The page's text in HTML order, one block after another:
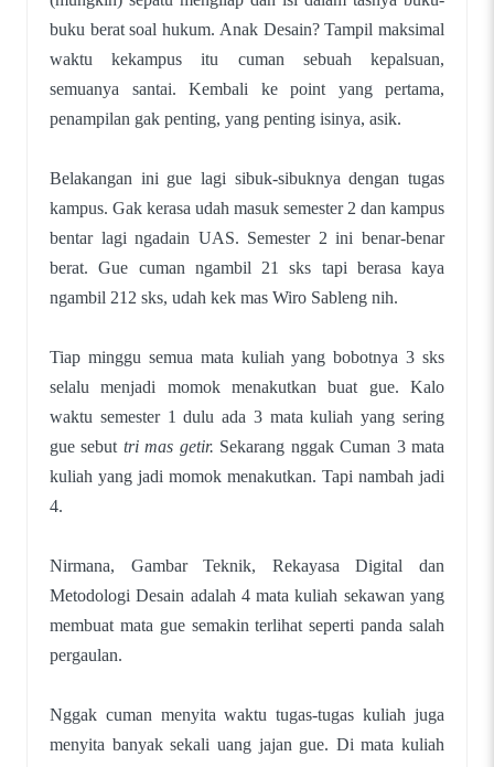
buku berat soal hukum. Anak Desain? Tampil maksimal
waktu kekampus itu cuman sebuah kepalsuan,
semuanya santai. Kembali ke point yang pertama,
penampilan gak penting, yang penting isinya, asik.
Belakangan ini gue lagi sibuk-sibuknya dengan tugas
kampus. Gak kerasa udah masuk semester 2 dan kampus
bentar lagi ngadain UAS. Semester 2 ini benar-benar
berat. Gue cuman ngambil 21 sks tapi berasa kaya
ngambil 212 sks, udah kek mas Wiro Sableng nih.
Tiap minggu semua mata kuliah yang bobotnya 3 sks
selalu menjadi momok menakutkan buat gue. Kalo
waktu semester 1 dulu ada 3 mata kuliah yang sering
gue sebut tri mas getir. Sekarang nggak Cuman 3 mata
kuliah yang jadi momok menakutkan. Tapi nambah jadi
4.
Nirmana, Gambar Teknik, Rekayasa Digital dan
Metodologi Desain adalah 4 mata kuliah sekawan yang
membuat mata gue semakin terlihat seperti panda salah
pergaulan.
Nggak cuman menyita waktu tugas-tugas kuliah juga
menyita banyak sekali uang jajan gue. Di mata kuliah